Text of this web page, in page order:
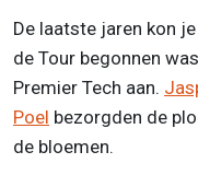
De laatste jaren kon
de Tour begonnen
Premier Tech aan.
Poel bezorgden de
de bloemen.